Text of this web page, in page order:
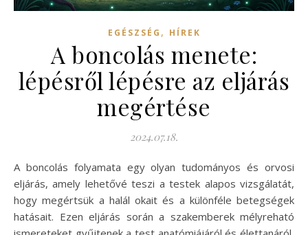
EGÉSZSÉG , HÍREK
A boncolás menete:
lépésről lépésre az eljárás
megértése
2024.07.18.
A boncolás folyamata egy olyan tudományos és orvosi
eljárás, amely lehetővé teszi a testek alapos vizsgálatát,
hogy megértsük a halál okait és a különféle betegségek
hatásait. Ezen eljárás során a szakemberek mélyreható